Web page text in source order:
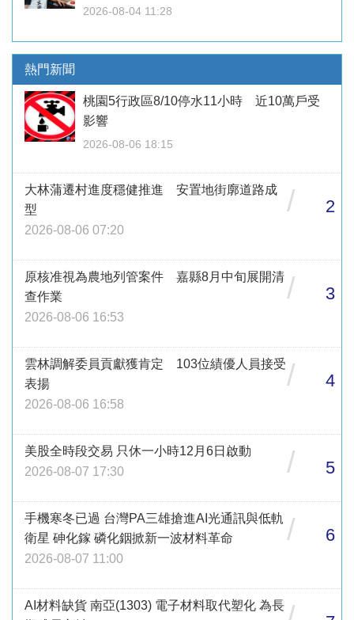
2026-08-04 11:28
熱門新聞
桃園5行政區8/10停水11小時 近10萬戶受
影響
2026-08-06 18:15
大林蒲遷村進度穩健推進 安置地街廓道路成
型
2026-08-06 07:20
/ 2
原核准視為農地列管案件 嘉縣8月中旬展開清
查作業
2026-08-06 16:53
/ 3
雲林調解委員貢獻獲肯定 103位績優人員接受
表揚
2026-08-06 16:58
/ 4
美股全時段交易 只休一小時12月6日啟動
2026-08-07 17:30
/ 5
手機寒冬已過 台灣PA三雄搶進AI光通訊與低軌
衛星 砷化鎵 磷化銦掀新一波材料革命
2026-08-07 11:00
/ 6
AI材料缺貨 南亞(1303) 電子材料取代塑化 為長